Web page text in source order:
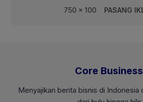
750 x 100 PASANG
Core Business
Menyajikan berita bisnis di Indonesia